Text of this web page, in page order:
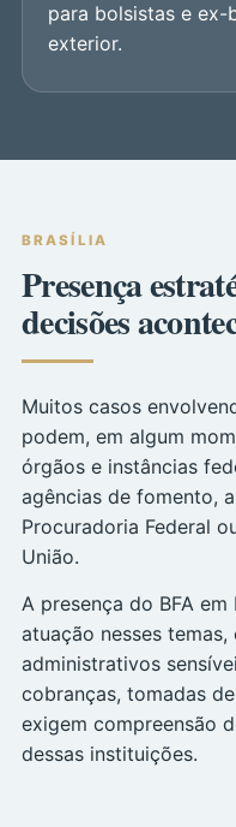
para bolsistas e ex-
exterior.
BRASÍLIA
Presença
decisões
Muitos casos
podem, em algum
órgãos e instâncias
agências de fomento,
Procuradoria Federal
União.
A presença do BFA
atuação nesses
administrativos
cobranças, tomadas
exigem compreensão
dessas instituições.